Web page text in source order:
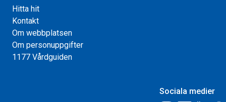
Hitta hit
Kontakt
Om webbplatsen
Om personuppgifter
1177 Vårdguiden
Sociala medier